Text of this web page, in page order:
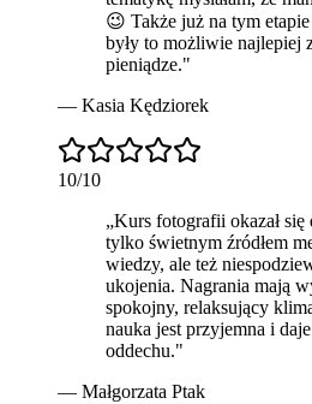
😉 Także już na tym
były to możliwie najlepiej
pieniądze."
— Kasia Kędziorek
10/10
„Kurs fotografii okazał się
tylko świetnym źródłem
wiedzy, ale też
ukojenia. Nagrania mają
spokojny, relaksujący
nauka jest przyjemna i
oddechu."
— Małgorzata Ptak